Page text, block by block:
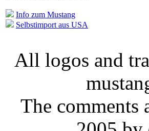
Info zum Mustang
Selbstimport aus USA
All logos and
The comments